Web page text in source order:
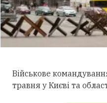
Військове
травня у Києві та